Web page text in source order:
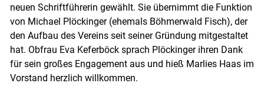
neuen Schriftführerin gewählt. Sie übernimmt die Funktion
von Michael Plöckinger (ehemals Böhmerwald Fisch), der
den Aufbau des Vereins seit seiner Gründung mitgestaltet
hat. Obfrau Eva Keferböck sprach Plöckinger ihren Dank
für sein großes Engagement aus und hieß Marlies Haas im
Vorstand herzlich willkommen.